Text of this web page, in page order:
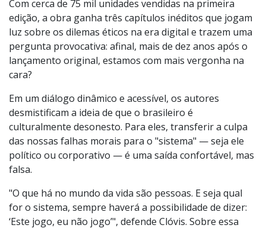
75,90), grande sucesso da Papirus 7 Mares que chega
ao mercado em versão revista e ampliada.
Com cerca de 75 mil unidades vendidas na primeira
edição, a obra ganha três capítulos inéditos que jogam
luz sobre os dilemas éticos na era digital e trazem uma
lançamento original, estamos com mais vergonha na
cara?
Em um diálogo dinâmico e acessível, os autores
desmistificam a ideia de que o brasileiro é
culturalmente desonesto. Para eles, transferir a culpa
político ou corporativo — é uma saída confortável, mas
falsa.